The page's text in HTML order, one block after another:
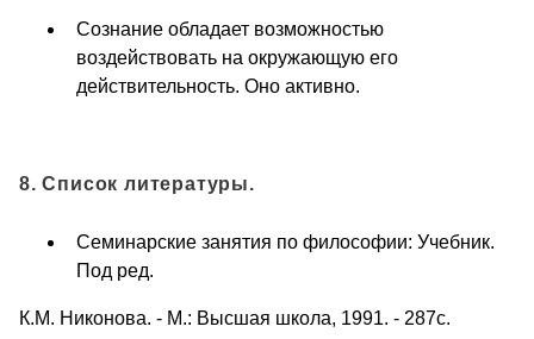
Сознание обладает возможностью
воздействовать на окружающую его
действительность. Оно активно.
8. Список литературы.
Семинарские занятия по философии: Учебник.
Под ред.
К.М. Никонова. - М.: Высшая школа, 1991. - 287с.